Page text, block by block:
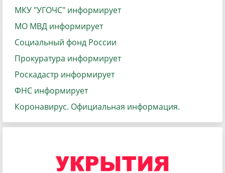
МКУ "УГОЧС" информирует
МО МВД информирует
Социальный фонд России
Прокуратура информирует
Роскадастр информирует
ФНС информирует
Коронавирус. Официальная информация.